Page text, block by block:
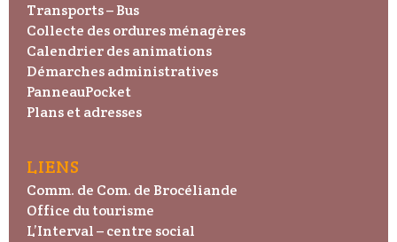
Transports – Bus
Collecte des ordures ménagères
Calendrier des animations
Démarches administratives
PanneauPocket
Plans et adresses
LIENS
Comm. de Com. de Brocéliande
Office du tourisme
L’Interval – centre social